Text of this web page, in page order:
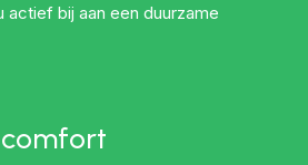
actief bij aan een duurzame